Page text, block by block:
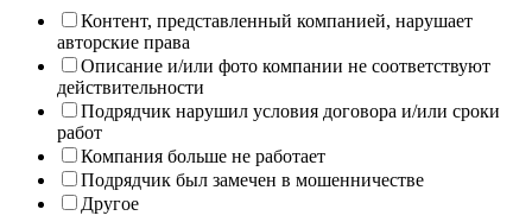
Контент, представленный компанией, нарушает
авторские права
Описание и/или фото компании не соответствуют
действительности
Подрядчик нарушил условия договора и/или сроки
работ
Компания больше не работает
Подрядчик был замечен в мошенничестве
Другое